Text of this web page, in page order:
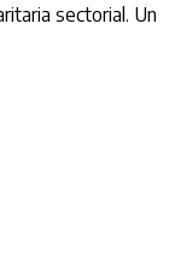
sectorial. Un